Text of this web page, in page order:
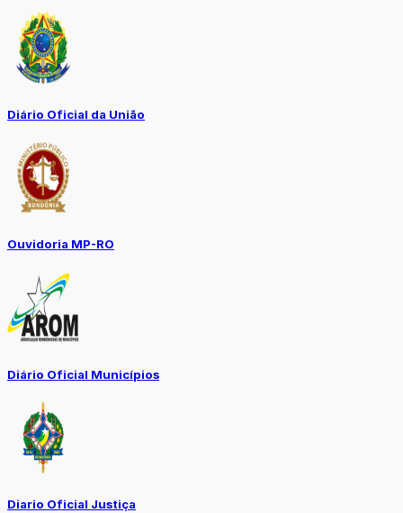
Diário Oficial da União
Ouvidoria MP-RO
Diário Oficial Municípios
Diario Oficial Justiça